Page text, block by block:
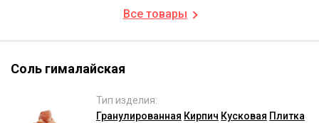
Все товары
Соль гималайская
Тип изделия:
Гранулированная Кирпич Кусковая Плитка